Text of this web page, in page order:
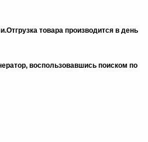
товара производится в день
воспользовавшись поиском по